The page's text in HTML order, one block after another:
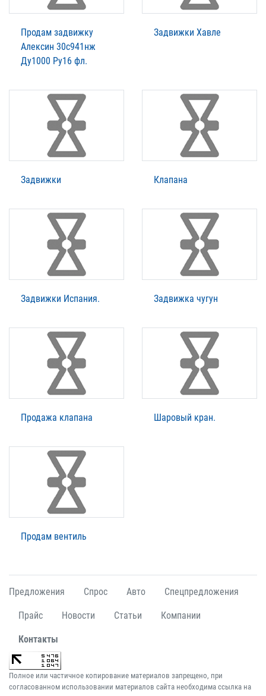
Продам задвижку
Алексин 30с941нж
Ду1000 Ру16 фл.
Задвижки Xавле
Задвижки Клапана
Задвижки Испания. Задвижка чугун
Продажа клапана Шаровый кран.
Продам вентиль
Предложения Спрос Авто Спецпредложения
Прайс Новости Статьи Компании
Контакты
Полное или частичное копирование материалов запрещено, при
согласованном использовании материалов сайта необходима ссылка на